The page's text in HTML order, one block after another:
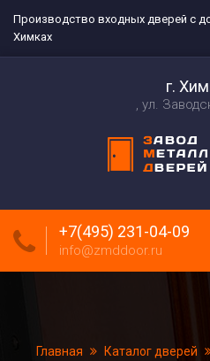
Производство входных дверей с
Химках
г.
ул.
+7(495) 231-04-09
info@zmddoor.ru
Главная Каталог дверей